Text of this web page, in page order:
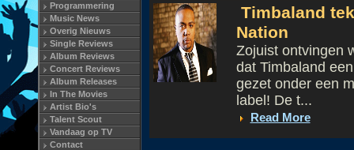
Programmering
Music News
Overig Nieuws
Single Reviews
Album Reviews
Concert Reviews
Album Releases
In The Movies
Artist Bio's
Talent Scout
Vandaag op TV
Contact
Timbaland
Nation
Zojuist ontvingen
dat Timbaland
gezet onder een
label! De t...
Read More